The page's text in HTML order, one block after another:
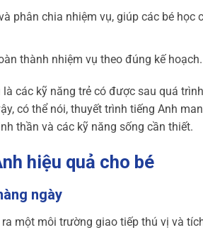
phân chia nhiệm vụ, giúp các bé học
thành nhiệm vụ theo đúng kế hoạch.
các kỹ năng trẻ có được sau quá
có thể nói, thuyết trình tiếng Anh
thần và các kỹ năng sống cần thiết.
hiệu quả cho bé
ngày
một môi trường giao tiếp thú vị và